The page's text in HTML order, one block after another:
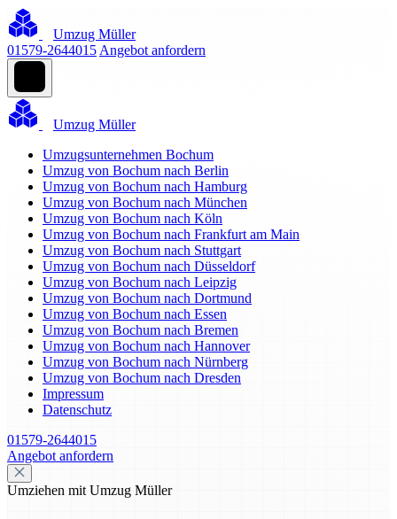
Umzug Müller
01579-2644015 Angebot anfordern
Umzug Müller
Umzugsunternehmen Bochum
Umzug von Bochum nach Berlin
Umzug von Bochum nach Hamburg
Umzug von Bochum nach München
Umzug von Bochum nach Köln
Umzug von Bochum nach Frankfurt am Main
Umzug von Bochum nach Stuttgart
Umzug von Bochum nach Düsseldorf
Umzug von Bochum nach Leipzig
Umzug von Bochum nach Dortmund
Umzug von Bochum nach Essen
Umzug von Bochum nach Bremen
Umzug von Bochum nach Hannover
Umzug von Bochum nach Nürnberg
Umzug von Bochum nach Dresden
Impressum
Datenschutz
01579-2644015
Angebot anfordern
Umziehen mit Umzug Müller